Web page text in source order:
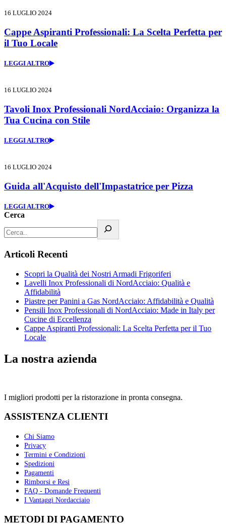
16 LUGLIO 2024
Cappe Aspiranti Professionali: La Scelta Perfetta per
il Tuo Locale
LEGGI ALTRO
16 LUGLIO 2024
Tavoli Inox Professionali NordAcciaio: Organizza la
Tua Cucina con Stile
LEGGI ALTRO
16 LUGLIO 2024
Guida all'Acquisto dell'Impastatrice per Pizza
LEGGI ALTRO
Cerca
Articoli Recenti
Scopri la Qualità dei Nostri Armadi Frigoriferi
Lavelli Inox Professionali di NordAcciaio: Qualità e
Affidabilità
Piastre per Panini a Gas NordAcciaio: Affidabilità e Qualità
Pensili Inox Professionali di NordAcciaio: Made in Italy per
Cucine di Eccellenza
Cappe Aspiranti Professionali: La Scelta Perfetta per il Tuo
Locale
La nostra azienda
I migliori prodotti per la ristorazione in pronta consegna.
ASSISTENZA CLIENTI
Chi Siamo
Privacy
Termini e Condizioni
Spedizioni
Pagamenti
Rimborsi e Resi
FAQ - Domande Frequenti
I Vantaggi Nordacciaio
METODI DI PAGAMENTO